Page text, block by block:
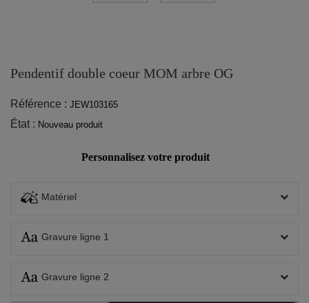
Pendentif double coeur MOM arbre OG
Référence : JEW103165
État : Nouveau produit
Personnalisez votre produit
Matériel
Gravure ligne 1
Gravure ligne 2